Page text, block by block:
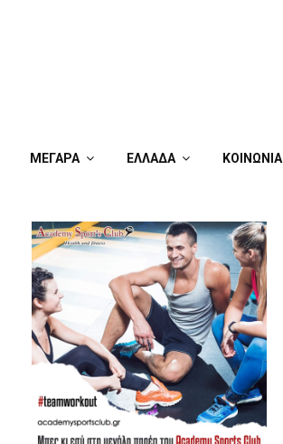
ΜΕΓΑΡΑ ΕΛΛΑΔΑ ΚΟΙΝΩΝΙΑ